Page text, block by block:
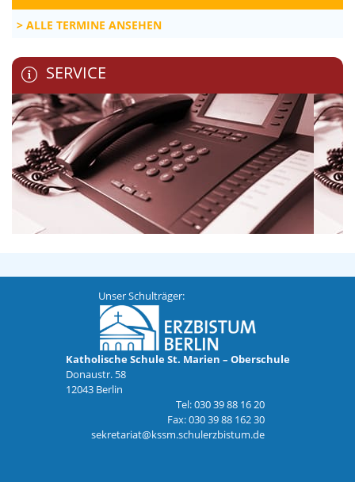
ALLE TERMINE ANSEHEN
SERVICE
Unser Schulträger:
Katholische Schule St. Marien – Oberschule
Donaustr. 58
12043 Berlin
Tel: 030 39 88 16 20
Fax: 030 39 88 162 30
sekretariat@kssm.schulerzbistum.de